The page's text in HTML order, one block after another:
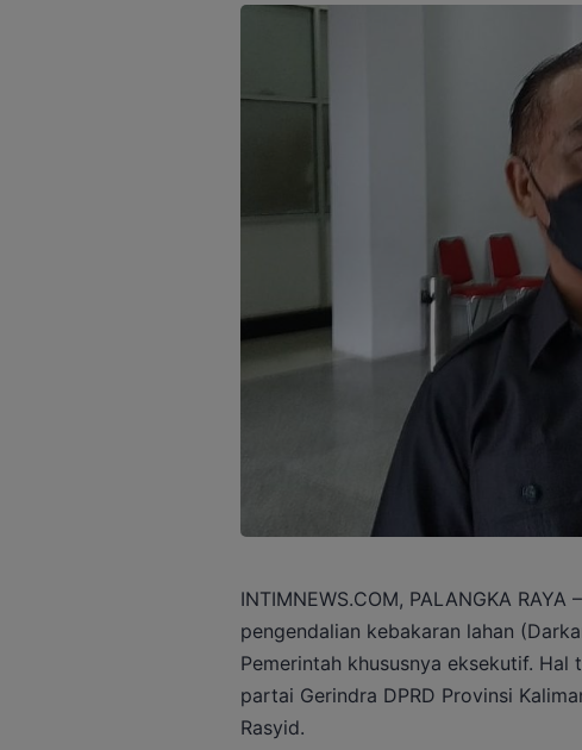
INTIMNEWS.COM, PALANGKA
pengendalian kebakaran lahan
Pemerintah khususnya eksekutif.
partai Gerindra DPRD Provinsi
Rasyid.